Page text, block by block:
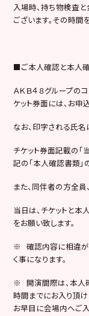
入場時、持ち物検査
ございます。その時間
■ご本人確認と本人
ＡＫＢ４８グループの
ケット券面には、お申
なお、印字される氏名
チケット券面記載の
記の「本人確認書類」
また、同伴者の方全員
当日は、チケットと
をお願い致します。
※ 確認内容に相違が
く事になります。
※ 開演間際は、本人
時間までにお入り頂け
お早目に会場内へご入